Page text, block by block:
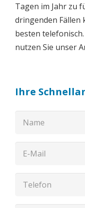
Tagen im Jahr zu für Sie zu
dringenden Fällen
besten
Ihre